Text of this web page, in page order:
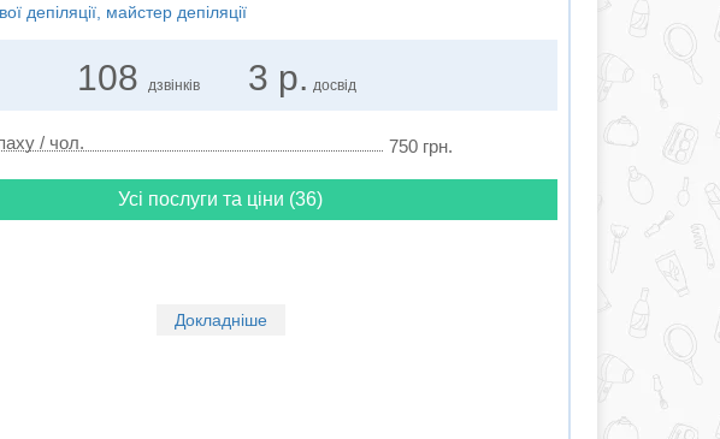
депіляції, майстер депіляції
108 дзвінків 3 р. досвід
/ чол. 750 грн.
Усі послуги та ціни (36)
Докладніше